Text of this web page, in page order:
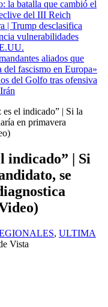
la batalla que cambió el
del III Reich
| Trump desclasifica
vulnerabilidades
aliados que
fascismo en Europa»
del Golfo tras ofensiva
el indicado” | Si la
en primavera
indicado” | Si
se
, ULTIMA
Vista